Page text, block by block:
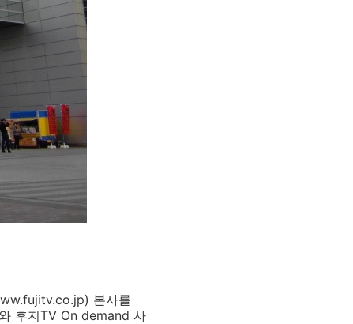
본사를
후지TV On demand 사